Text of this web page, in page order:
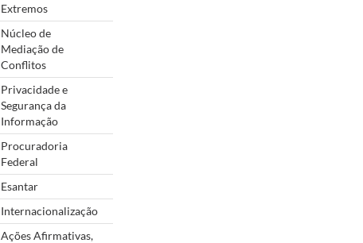
Extremos
Núcleo de
Mediação de
Conflitos
Privacidade e
Segurança da
Informação
Procuradoria
Federal
Esantar
Internacionalização
Ações Afirmativas,